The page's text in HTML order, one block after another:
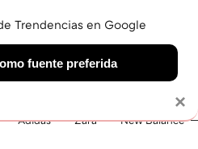
GASTRO SNEAKERS
Adidas Zara New Balance
×
Trendencias en Google
fuente preferida